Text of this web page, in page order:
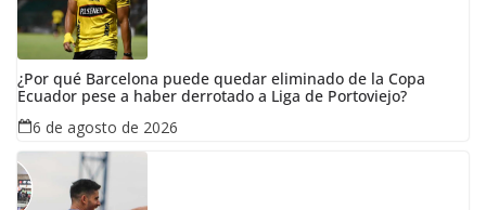
¿Por qué Barcelona puede quedar eliminado de la Copa
Ecuador pese a haber derrotado a Liga de Portoviejo?
6 de agosto de 2026